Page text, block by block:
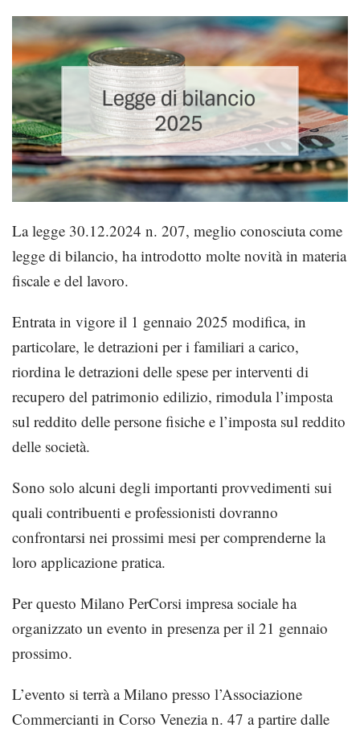
La legge 30.12.2024 n. 207, meglio conosciuta come
legge di bilancio, ha introdotto molte novità in materia
fiscale e del lavoro.
Entrata in vigore il 1 gennaio 2025 modifica, in
particolare, le detrazioni per i familiari a carico,
riordina le detrazioni delle spese per interventi di
recupero del patrimonio edilizio, rimodula l’imposta
sul reddito delle persone fisiche e l’imposta sul reddito
delle società.
Sono solo alcuni degli importanti provvedimenti sui
quali contribuenti e professionisti dovranno
confrontarsi nei prossimi mesi per comprenderne la
loro applicazione pratica.
Per questo Milano PerCorsi impresa sociale ha
organizzato un evento in presenzaper il 21 gennaio
prossimo.
L’evento si terrà aMilano presso l’Associazione
Commercianti in Corso Venezia n. 47 a partire dalle